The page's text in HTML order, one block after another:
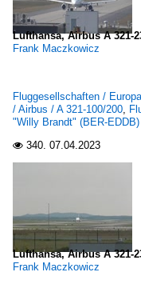
Lufthansa, Airbus A 321-
Frank Maczkowicz
Fluggesellschaften /
/ Airbus / A 321-100/200,
"Willy Brandt" (BER-EDDB)
 340. 07.04.2023
Lufthansa, Airbus A 321-
Frank Maczkowicz